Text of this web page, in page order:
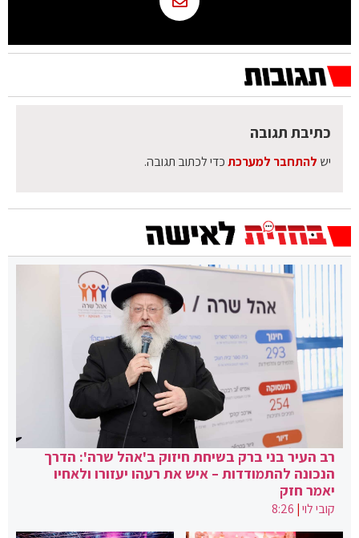
כתיבת תגובה
יש להתחבר למערכתכדי לכתוב תגובה.
רב העיר בני ברק בשיחת חיזוק ב'אהל שרה': הדרך
הנכונה להתמודדות – איש את רעהו יעזורו ולאחיו
יאמר חזק
קובי לוי|
8:26